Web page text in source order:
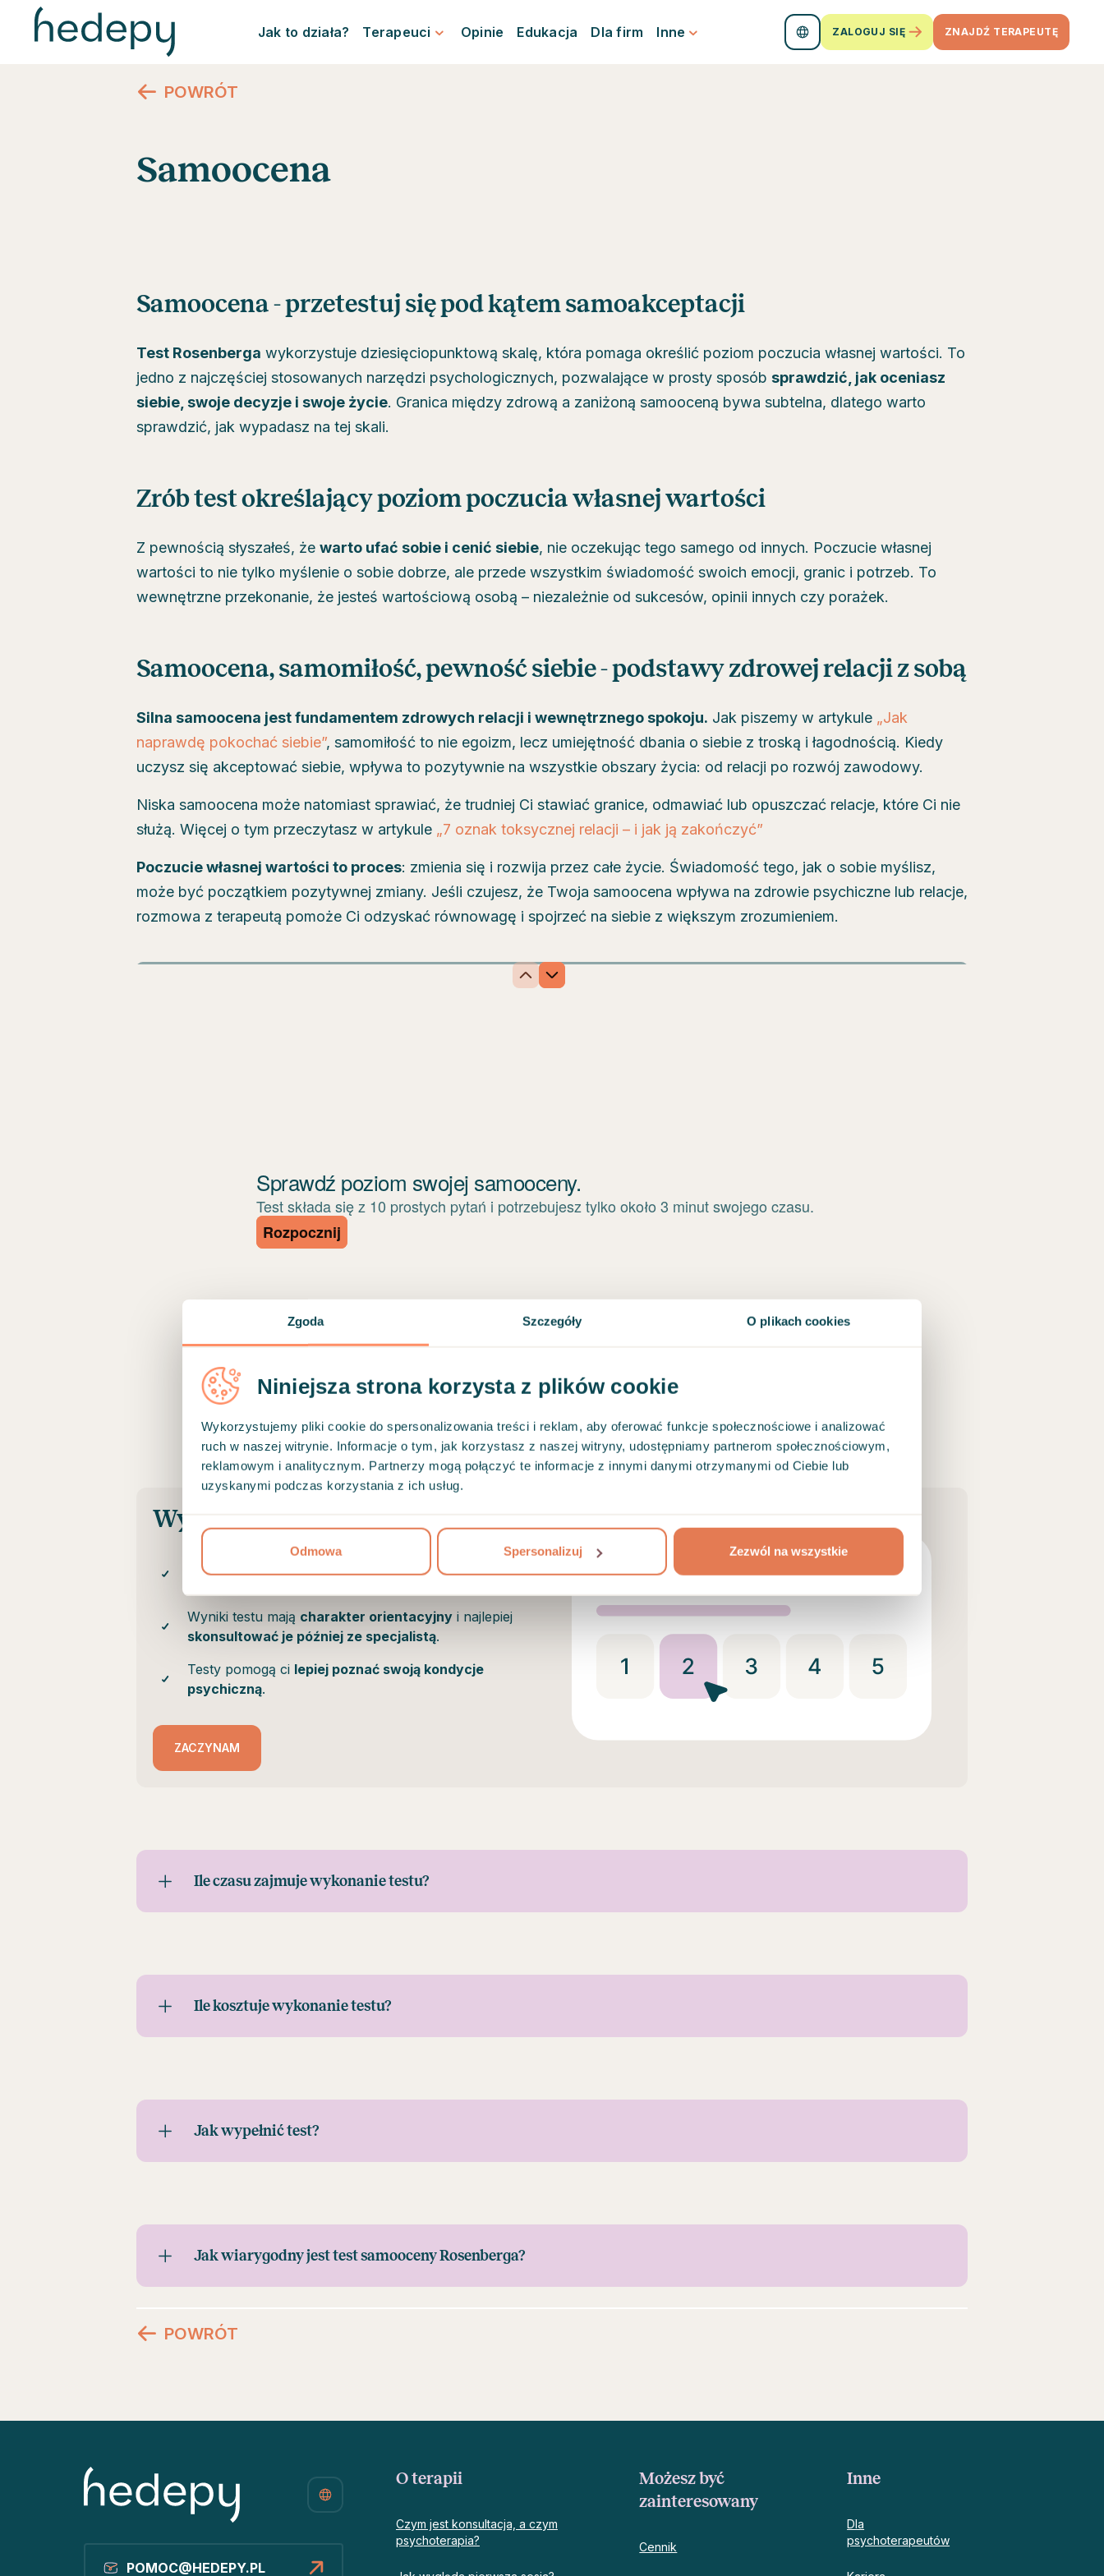
Zgoda Szczegóły O plikach cookies
Niniejsza strona korzysta z plików cookie
Wykorzystujemy pliki cookie do spersonalizowania treści i reklam, aby oferować funkcje społecznościowe i analizować
ruch w naszej witrynie. Informacje o tym, jak korzystasz z naszej witryny, udostępniamy partnerom społecznościowym,
reklamowym i analitycznym. Partnerzy mogą połączyć te informacje z innymi danymi otrzymanymi od Ciebie lub
uzyskanymi podczas korzystania z ich usług.
Odmowa Spersonalizuj Zezwól na wszystkie
Jak to działa? Terapeuci Opinie Edukacja Dla firm Inne ZALOGUJ SIĘ ZNAJDŹ TERAPEUTĘ
POWRÓT
Samoocena
Samoocena - przetestuj się pod kątem samoakceptacji
Test Rosenberga wykorzystuje dziesięciopunktową skalę, która pomaga określić poziom poczucia własnej wartości. To
jedno z najczęściej stosowanych narzędzi psychologicznych, pozwalające w prosty sposób sprawdzić, jak oceniasz
siebie, swoje decyzje i swoje życie. Granica między zdrową a zaniżoną samooceną bywa subtelna, dlatego warto
sprawdzić, jak wypadasz na tej skali.
Zrób test określający poziom poczucia własnej wartości
Z pewnością słyszałeś, że warto ufać sobie i cenić siebie, nie oczekując tego samego od innych. Poczucie własnej
wartości to nie tylko myślenie o sobie dobrze, ale przede wszystkim świadomość swoich emocji, granic i potrzeb. To
wewnętrzne przekonanie, że jesteś wartościową osobą – niezależnie od sukcesów, opinii innych czy porażek.
Samoocena, samomiłość, pewność siebie - podstawy zdrowej relacji z sobą
Silna samoocena jest fundamentem zdrowych relacji i wewnętrznego spokoju. Jak piszemy w artykule „Jak
naprawdę pokochać siebie”, samomiłość to nie egoizm, lecz umiejętność dbania o siebie z troską i łagodnością. Kiedy
uczysz się akceptować siebie, wpływa to pozytywnie na wszystkie obszary życia: od relacji po rozwój zawodowy.
Niska samoocena może natomiast sprawiać, że trudniej Ci stawiać granice, odmawiać lub opuszczać relacje, które Ci nie
służą. Więcej o tym przeczytasz w artykule „7 oznak toksycznej relacji – i jak ją zakończyć”
Poczucie własnej wartości to proces: zmienia się i rozwija przez całe życie. Świadomość tego, jak o sobie myślisz,
może być początkiem pozytywnej zmiany. Jeśli czujesz, że Twoja samoocena wpływa na zdrowie psychiczne lub relacje,
rozmowa z terapeutą pomoże Ci odzyskać równowagę i spojrzeć na siebie z większym zrozumieniem.
Wykonaj test
Przygotowaliśmy dla Ciebie
zestaw standaryzowanych
Wyniki testu mają charakter orientacyjny i najlepiej
skonsultować je później ze specjalistą.
Testy pomogą ci lepiej poznać swoją kondycje
psychiczną.
ZACZYNAM
Ile czasu zajmuje wykonanie testu?
Ile kosztuje wykonanie testu?
Jak wypełnić test?
Jak wiarygodny jest test samooceny Rosenberga?
POWRÓT
POMOC@HEDEPY.PL
O terapii
Czym jest konsultacja, a czym
psychoterapia?
Możesz być
zainteresowany
Cennik
Inne
Dla
psychoterapeutów